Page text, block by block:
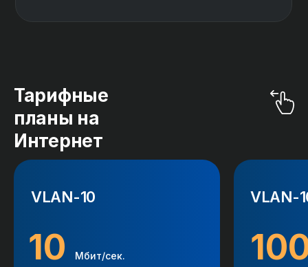
Тарифные
планы на
Интернет
VLAN-10 VLAN-
10 Мбит/сек.